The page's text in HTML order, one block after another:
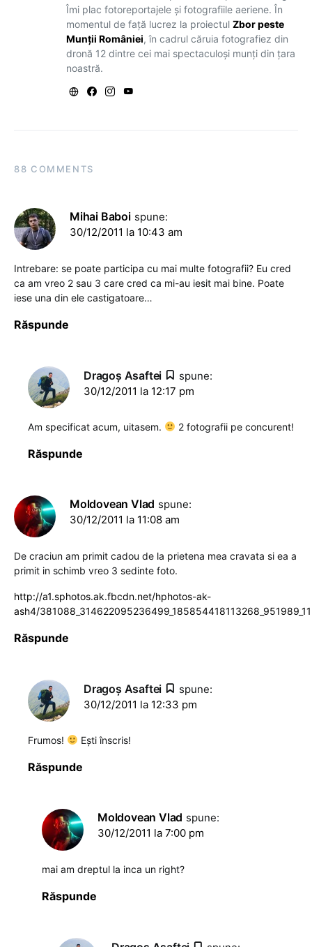
Îmi plac fotoreportajele și fotografiile aeriene. În
momentul de față lucrez la proiectul Zbor peste
Munții României, în cadrul căruia fotografiez din
dronă 12 dintre cei mai spectaculoși munți din țara
noastră.
88 COMMENTS
Mihai Baboi spune:
30/12/2011 la 10:43 am
Intrebare: se poate participa cu mai multe fotografii? Eu cred
ca am vreo 2 sau 3 care cred ca mi-au iesit mai bine. Poate
iese una din ele castigatoare…
Răspunde
Dragoş Asaftei
spune:
30/12/2011 la 12:17 pm
Am specificat acum, uitasem. 2 fotografii pe concurent!
Răspunde
Moldovean Vlad spune:
30/12/2011 la 11:08 am
De craciun am primit cadou de la prietena mea cravata si ea a
primit in schimb vreo 3 sedinte foto.
http://a1.sphotos.ak.fbcdn.net/hphotos-ak-
ash4/
Răspunde
Dragoş Asaftei
spune:
30/12/2011 la 12:33 pm
Frumos! Ești înscris!
Răspunde
Moldovean Vlad spune:
30/12/2011 la 7:00 pm
mai am dreptul la inca un right?
Răspunde